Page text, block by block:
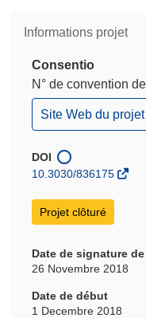
Informations projet
Consentio
N° de convention
(s’ouvre
dans
nouvelle
fenêtre)
Site Web du projet
DOI
10.3030/836175
Projet clôturé
Date de signature de
26 Novembre 2018
Date de début
1 Decembre 2018